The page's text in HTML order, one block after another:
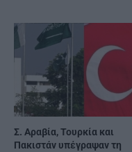
Σ. Αραβία, Τουρκία και
Πακιστάν υπέγραψαν τη